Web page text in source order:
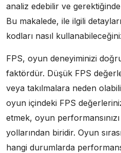
analiz edebilir ve
Bu makalede, ile ilgili
kodları nasıl
FPS, oyun deneyiminizi
faktördür. Düşük FPS
veya takılmalara neden
oyun içindeki FPS
etmek, oyun
yollarından biridir. Oyun
hangi durumlarda performans